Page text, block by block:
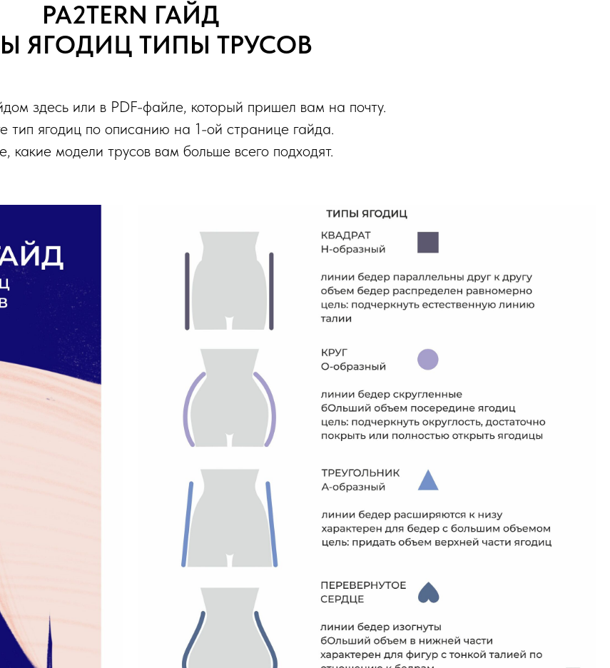
PA2TERN ГАЙД
ЯГОДИЦ ТИПЫ ТРУСОВ
здесь или в PDF-файле, который пришел вам на почту.
тип ягодиц по описанию на 1-ой странице гайда.
какие модели трусов вам больше всего подходят.